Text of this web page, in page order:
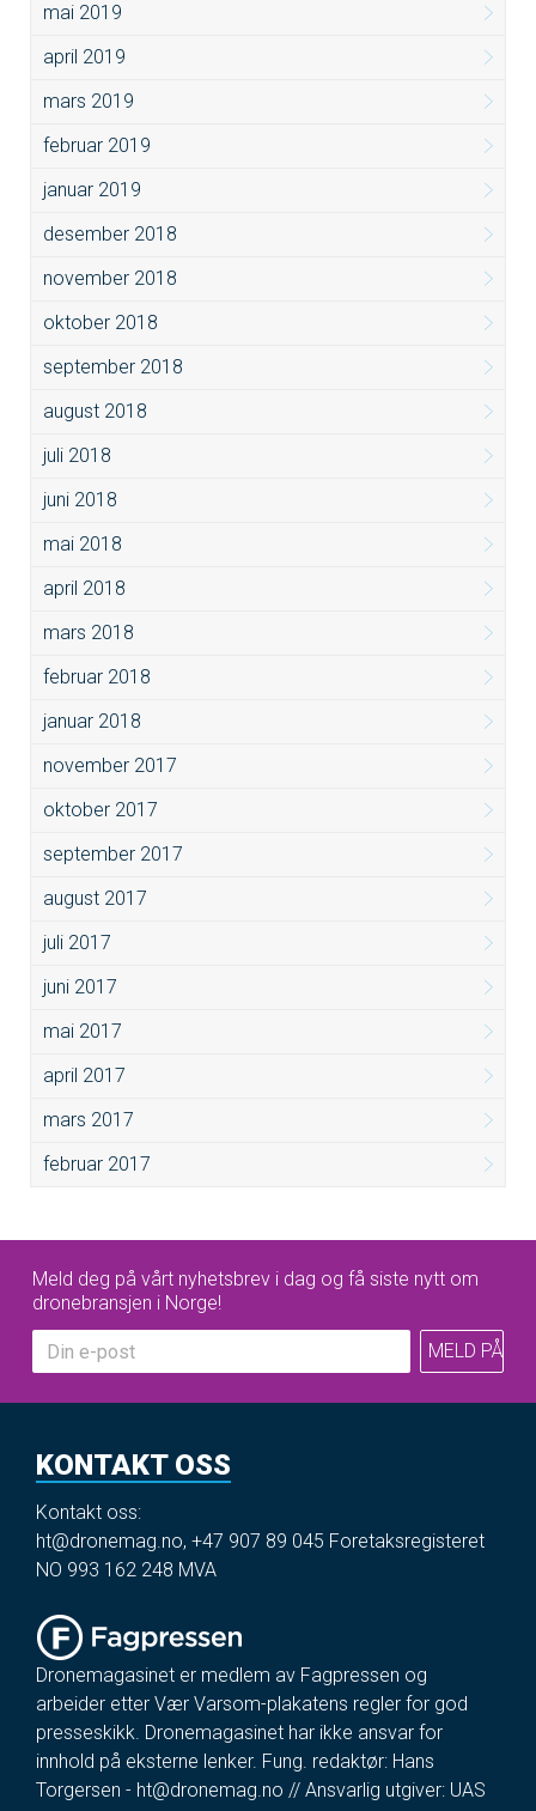
mai 2019
april 2019
mars 2019
februar 2019
januar 2019
desember 2018
november 2018
oktober 2018
september 2018
august 2018
juli 2018
juni 2018
mai 2018
april 2018
mars 2018
februar 2018
januar 2018
november 2017
oktober 2017
september 2017
august 2017
juli 2017
juni 2017
mai 2017
april 2017
mars 2017
februar 2017
Meld deg på vårt nyhetsbrev i dag og få siste nytt om
dronebransjen i Norge!
KONTAKT OSS
Kontakt oss:
ht@dronemag.no, +47 907 89 045 Foretaksregisteret
NO 993 162 248 MVA
Dronemagasinet er medlem av Fagpressen og
arbeider etter Vær Varsom-plakatens regler for god
presseskikk. Dronemagasinet har ikke ansvar for
innhold på eksterne lenker. Fung. redaktør: Hans
Torgersen - ht@dronemag.no // Ansvarlig utgiver: UAS